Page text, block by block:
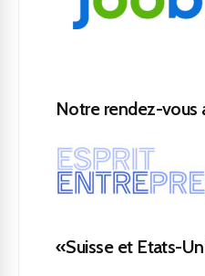
Notre rendez-vous
«Suisse et Etats-